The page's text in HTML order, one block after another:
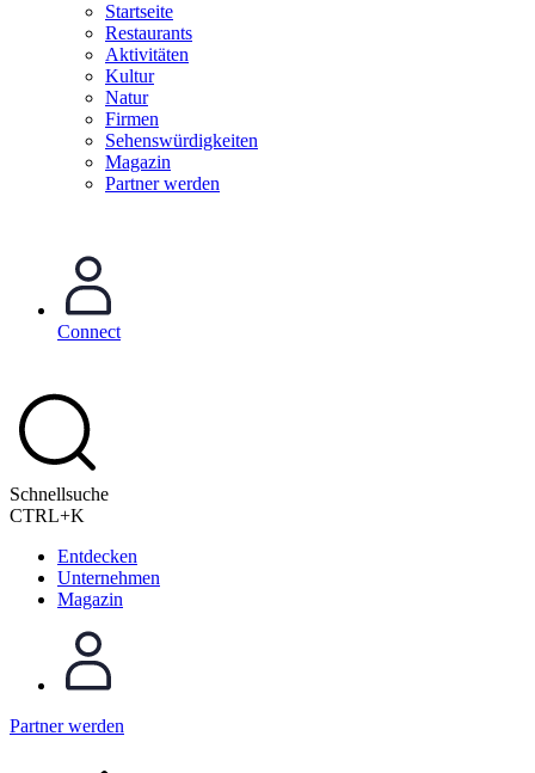
Startseite
Restaurants
Aktivitäten
Kultur
Natur
Firmen
Sehenswürdigkeiten
Magazin
Partner werden
Connect
Schnellsuche
CTRL+K
Entdecken
Unternehmen
Magazin
Partner werden